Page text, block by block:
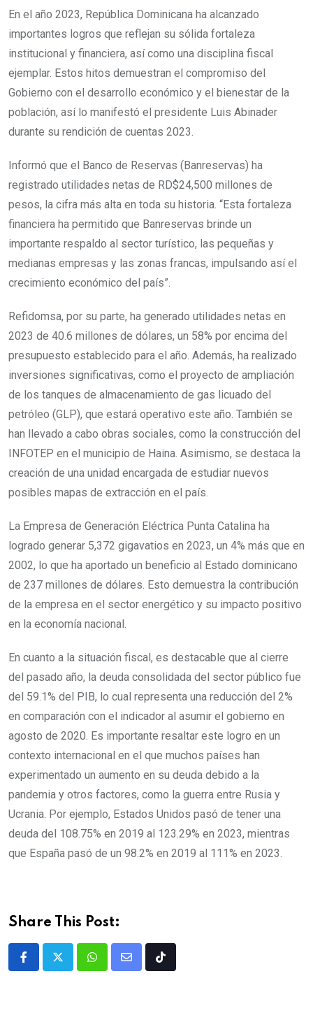
En el año 2023, República Dominicana ha alcanzado
importantes logros que reflejan su sólida fortaleza
institucional y financiera, así como una disciplina fiscal
ejemplar. Estos hitos demuestran el compromiso del
Gobierno con el desarrollo económico y el bienestar de la
población, así lo manifestó el presidente Luis Abinader
durante su rendición de cuentas 2023.
Informó que el Banco de Reservas (Banreservas) ha
registrado utilidades netas de RD$24,500 millones de
pesos, la cifra más alta en toda su historia. “Esta fortaleza
financiera ha permitido que Banreservas brinde un
importante respaldo al sector turístico, las pequeñas y
medianas empresas y las zonas francas, impulsando así el
crecimiento económico del país”.
Refidomsa, por su parte, ha generado utilidades netas en
2023 de 40.6 millones de dólares, un 58% por encima del
presupuesto establecido para el año. Además, ha realizado
inversiones significativas, como el proyecto de ampliación
de los tanques de almacenamiento de gas licuado del
petróleo (GLP), que estará operativo este año. También se
han llevado a cabo obras sociales, como la construcción del
INFOTEP en el municipio de Haina. Asimismo, se destaca la
creación de una unidad encargada de estudiar nuevos
posibles mapas de extracción en el país.
La Empresa de Generación Eléctrica Punta Catalina ha
logrado generar 5,372 gigavatios en 2023, un 4% más que en
2002, lo que ha aportado un beneficio al Estado dominicano
de 237 millones de dólares. Esto demuestra la contribución
de la empresa en el sector energético y su impacto positivo
en la economía nacional.
En cuanto a la situación fiscal, es destacable que al cierre
del pasado año, la deuda consolidada del sector público fue
del 59.1% del PIB, lo cual representa una reducción del 2%
en comparación con el indicador al asumir el gobierno en
agosto de 2020. Es importante resaltar este logro en un
contexto internacional en el que muchos países han
experimentado un aumento en su deuda debido a la
pandemia y otros factores, como la guerra entre Rusia y
Ucrania. Por ejemplo, Estados Unidos pasó de tener una
deuda del 108.75% en 2019 al 123.29% en 2023, mientras
que España pasó de un 98.2% en 2019 al 111% en 2023.
Share This Post: